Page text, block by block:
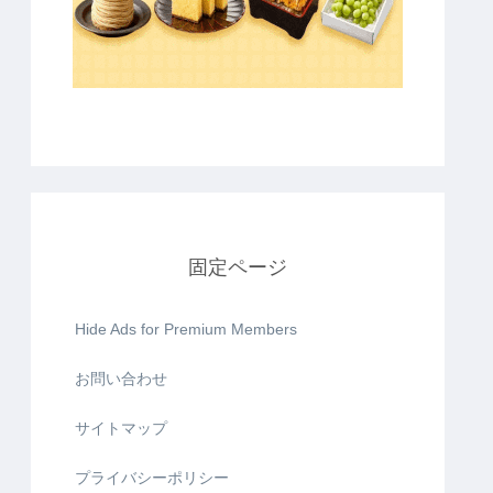
固定ページ
Hide Ads for Premium Members
お問い合わせ
サイトマップ
プライバシーポリシー